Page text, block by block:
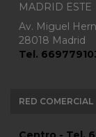
MADRID ESTE
Av. Miguel
28018 Madrid
Tel.
RED COMERCIAL